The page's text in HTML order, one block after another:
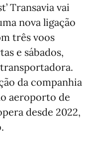
Transavia vai
nova ligação
três voos
e sábados,
da companhia
aeroporto de
desde 2022,